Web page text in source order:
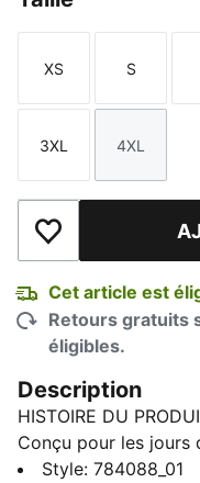
Taille
XS
Taille
S
Taille
3XL
Taille
4XL
Ajouter à la liste
Cet article est
Retours gratuits
éligibles.
Description
HISTOIRE DU
Conçu pour les jours
fierté de la ville, le
Style: 784088_01